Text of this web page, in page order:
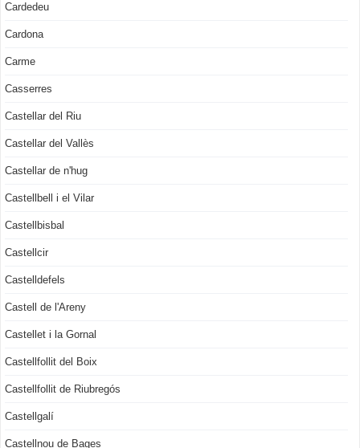
Cardedeu
Cardona
Carme
Casserres
Castellar del Riu
Castellar del Vallès
Castellar de n'hug
Castellbell i el Vilar
Castellbisbal
Castellcir
Castelldefels
Castell de l'Areny
Castellet i la Gornal
Castellfollit del Boix
Castellfollit de Riubregós
Castellgalí
Castellnou de Bages